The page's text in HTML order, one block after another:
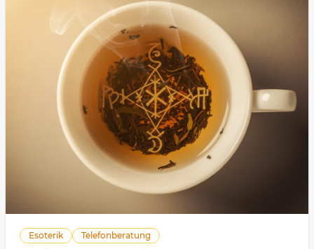
Esoterik Telefonberatung